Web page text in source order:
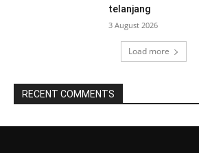
telanjang
3 August 2026
Load more
RECENT COMMENTS